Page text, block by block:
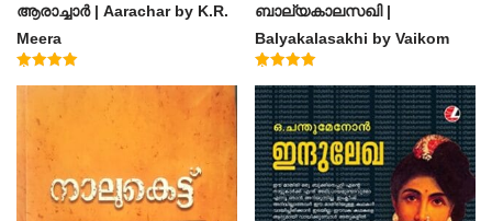
ആരാച്ചാര്‍ | Aarachar by K.R.
Meera
ബാല്യകാലസഖി |
Balyakalasakhi by Vaikom
Muhammad Basheer
4.60
out of 5